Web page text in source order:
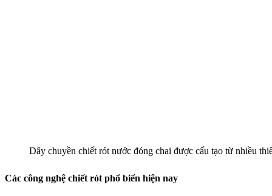
Dây chuyền chiết rót nước đóng chai được cấu tạo từ nhiều
Các công nghệ chiết rót phổ biến hiện nay